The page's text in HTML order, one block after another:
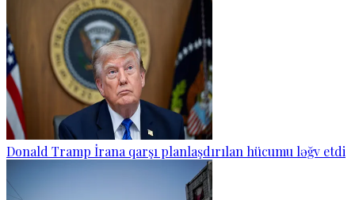
Donald Tramp İrana qarşı planlaşdırılan hücumu ləğv etdi